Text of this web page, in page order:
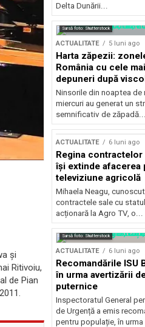
şi
Ritivoiu,
de Pian
Delta Dunării...
Sursă foto: Shutterstock
ACTUALITATE 5 luni ago
Harta zăpezii:
România cu cele
depuneri după
Ninsorile din noaptea de
miercuri au generat un
semnificativ de zăpadă...
ACTUALITATE 6 luni ago
Regina
își extinde afacerea
televiziune agricolă
Mihaela Neagu,
contractele sale cu
acționară la Agro TV, o...
Sursă foto: Shutterstock
ACTUALITATE 6 luni ago
Recomandările ISU
în urma avertizării
puternice
Inspectoratul General
de Urgență a emis
pentru populație, în